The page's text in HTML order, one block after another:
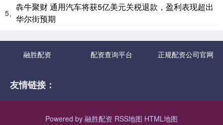
5、
犇牛聚财 通用汽车将获5亿美元关税退款，盈利表现超出
华尔街预期
融胜配资 配资查询平台 正规配资公司官网
友情链接：
Powered by 融胜配资 RSS地图 HTML地图